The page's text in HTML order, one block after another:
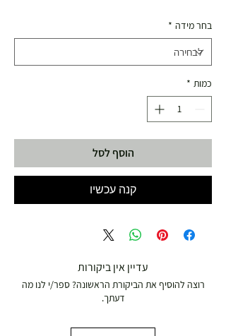
בחר מידה *
כמות *
הוסף לסל
קנה עכשיו
עדיין אין ביקורות
רוצה להוסיף את הביקורת הראשונה? ספר/י לנו מה
דעתך.